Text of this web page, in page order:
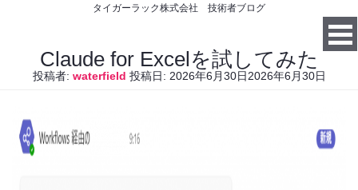
タイガーラック株式会社 技術者ブログ
Claude for Excelを試してみた
投稿者: waterfield 投稿日: 2026年6月30日2026年6月30日